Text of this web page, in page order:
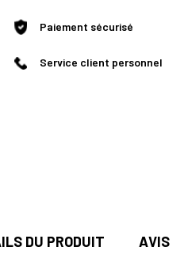
Paiement sécurisé
Service client personnel
DU PRODUIT AVIS